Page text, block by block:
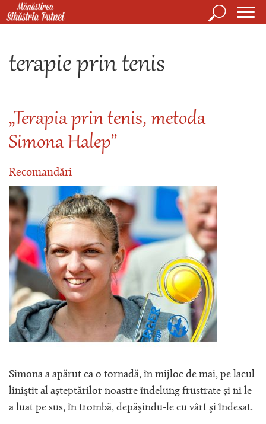
Mergi la conţinutul principal
Căutare
terapie prin tenis
„Terapia prin tenis, metoda
Simona Halep”
Recomandări
Simona a apărut ca o tornadă, în mijloc de mai, pe lacul
liniştit al aşteptărilor noastre îndelung frustrate şi ni le-
a luat pe sus, în trombă, depăşindu-le cu vârf şi îndesat.